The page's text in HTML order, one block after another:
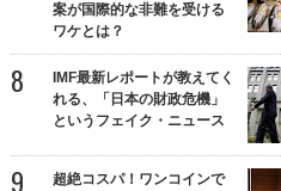
案が国際的な非難を受ける
ワケとは？
IMF最新レポートが教えてく
れる、「日本の財政危機」
というフェイク・ニュース
超絶コスパ！ワンコインで